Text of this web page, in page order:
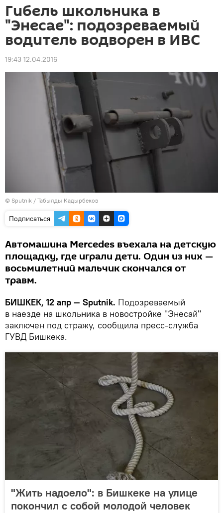
Гибель школьника в
"Энесае": подозреваемый
водитель водворен в ИВС
19:43 12.04.2016
© Sputnik / Табылды Кадырбеков
Подписаться
Автомашина Mercedes въехала на детскую
площадку, где играли дети. Один из них —
восьмилетний мальчик скончался от
травм.
БИШКЕК, 12 апр — Sputnik. Подозреваемый
в наезде на школьника в новостройке "Энесай"
заключен под стражу, сообщила пресс-служба
ГУВД Бишкека.
"Жить надоело": в Бишкеке на улице
покончил с собой молодой человек